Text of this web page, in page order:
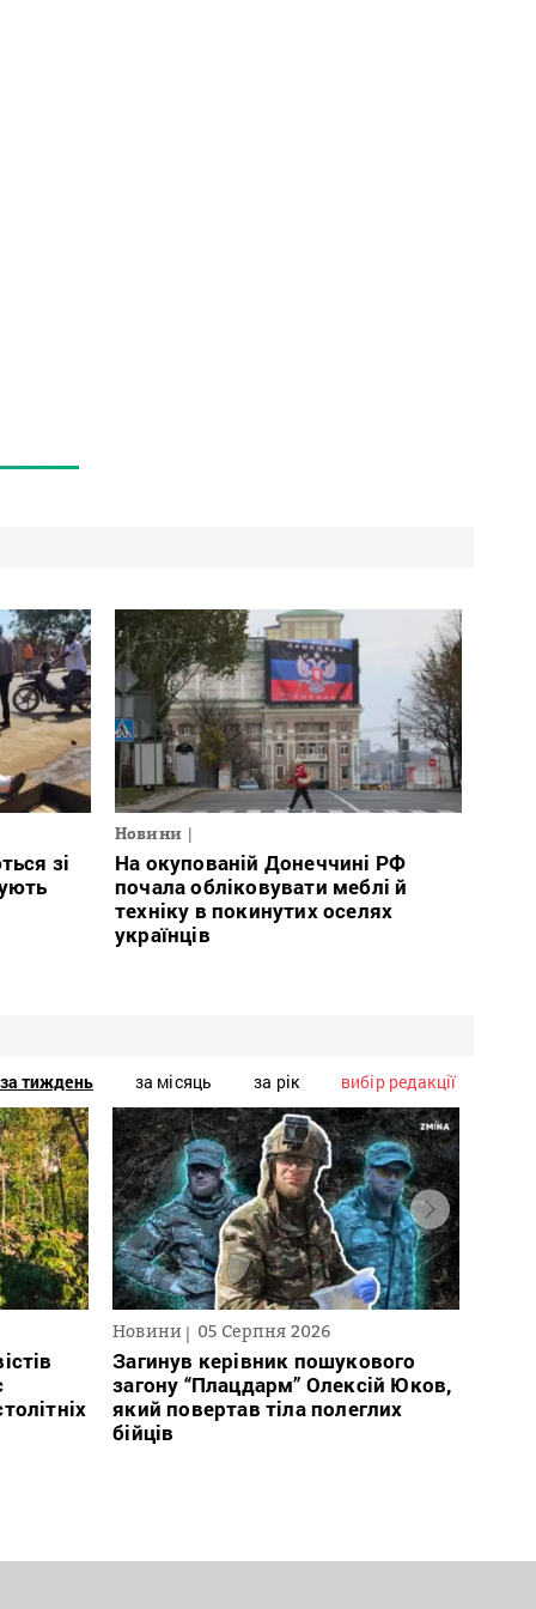
зі
Новини
На окупованій Донеччині РФ
почала обліковувати меблі й
техніку в покинутих оселях
українців
за тиждень за місяць за рік вибір редакції
Новини 05 Серпня 2026
Загинув керівник пошукового
загону “Плацдарм” Олексій Юков,
який повертав тіла полеглих
бійців